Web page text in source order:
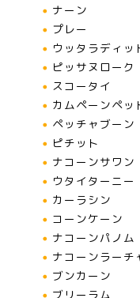
ナーン
プレー
ウッタラディッ
ピッサヌローク
スコータイ
カムペーンペッ
ペッチャブーン
ピチット
ナコーンサワン
ウタイターニー
カーラシン
コーンケーン
ナコーンパノム
ナコーンラーチ
ブンカーン
ブリーラム